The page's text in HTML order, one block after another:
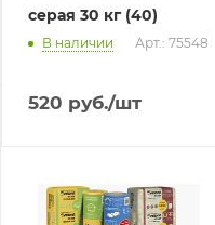
серая 30 кг (40)
В наличии Арт.: 75548
520 руб./шт